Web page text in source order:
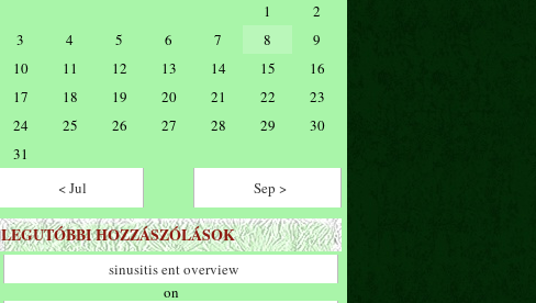
1
2
3
4 5 6 7 8
9
10
11 12 13 14 15
16
17
18 19 20 21 22
23
24
25 26 27 28 29
30
31
< Jul
Sep >
LEGUTÓBBI HOZZÁSZÓLÁSOK
sinusitis ent overview
on